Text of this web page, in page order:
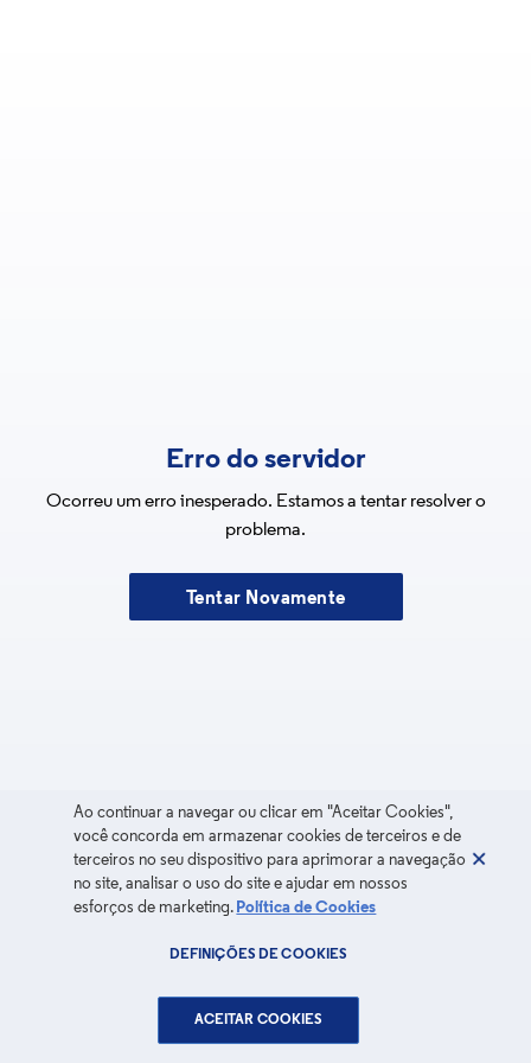
Erro do servidor
Ocorreu um erro inesperado. Estamos a tentar resolver o
problema.
Tentar Novamente
Ao continuar a navegar ou clicar em "Aceitar Cookies",
você concorda em armazenar cookies de terceiros e de
terceiros no seu dispositivo para aprimorar a navegação
no site, analisar o uso do site e ajudar em nossos
esforços de marketing. Política de Cookies
DEFINIÇÕES DE COOKIES
ACEITAR COOKIES